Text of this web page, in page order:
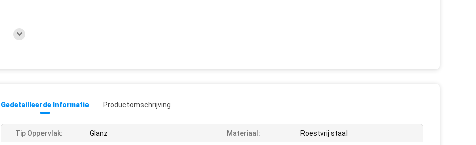
Gedetailleerde Informatie Productomschrijving
Tip Oppervlak: Glanz Materiaal: Roestvrij staal